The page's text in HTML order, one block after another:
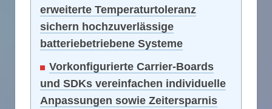
erweiterte Temperaturtoleranz
sichern hochzuverlässige
batteriebetriebene Systeme
Vorkonfigurierte Carrier-Boards
und SDKs vereinfachen individuelle
Anpassungen sowie Zeitersparnis